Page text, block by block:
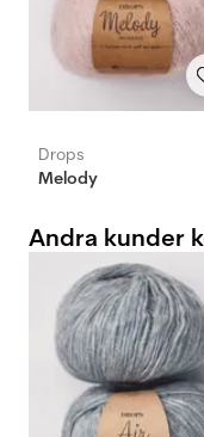
Drops
Melody
Andra kunder